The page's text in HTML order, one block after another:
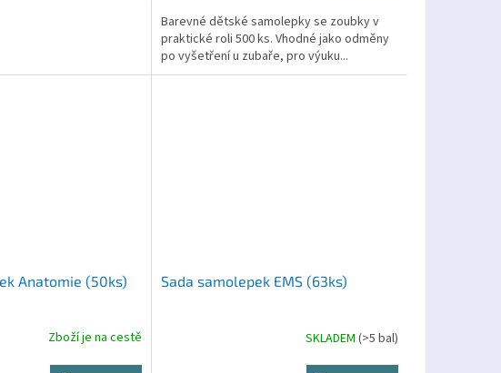
Barevné dětské samolepky se zoubky v
praktické roli 500 ks. Vhodné jako odměny
po vyšetření u zubaře, pro výuku...
Anatomie (50ks)
Zboží je na cestě
Sada samolepek EMS (63ks)
SKLADEM (>5 bal)